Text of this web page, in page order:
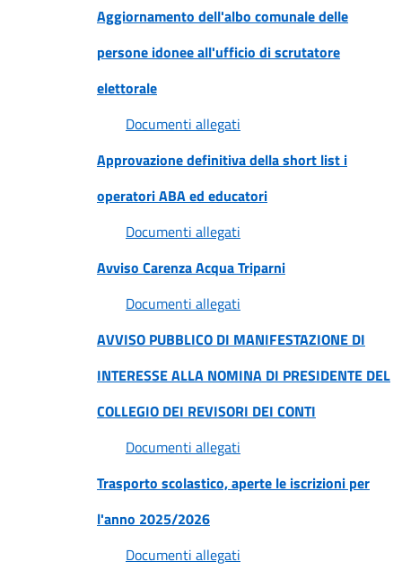
Aggiornamento dell'albo comunale delle
persone idonee all'ufficio di scrutatore
elettorale
Documenti allegati
Approvazione definitiva della short list i
operatori ABA ed educatori
Documenti allegati
Avviso Carenza Acqua Triparni
Documenti allegati
AVVISO PUBBLICO DI MANIFESTAZIONE DI
INTERESSE ALLA NOMINA DI PRESIDENTE DEL
COLLEGIO DEI REVISORI DEI CONTI
Documenti allegati
Trasporto scolastico, aperte le iscrizioni per
l'anno 2025/2026
Documenti allegati